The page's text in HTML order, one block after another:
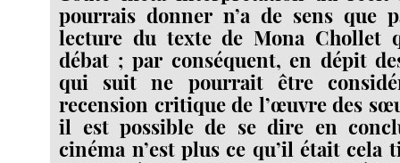
pourrais donner n’a de sens que
lecture du texte de Mona Chollet
débat ; par conséquent, en dépit
qui suit ne pourrait être
recension critique de l’œuvre des
il est possible de se dire en
cinéma n’est plus ce qu’il était cela